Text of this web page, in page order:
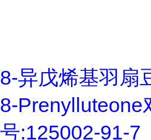
8-异戊烯基羽扇
8-Prenylluteone
号:125002-91-7